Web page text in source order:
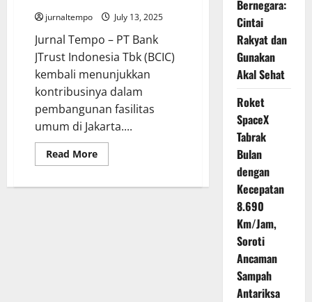
jurnaltempo July 13, 2025
Jurnal Tempo – PT Bank
JTrust Indonesia Tbk (BCIC)
kembali menunjukkan
kontribusinya dalam
pembangunan fasilitas
umum di Jakarta....
Read MoreRead
more
JTrust
Bernegara:
Cintai
Rakyat dan
Gunakan
Akal Sehat
Roket
SpaceX
Tabrak
Bulan
dengan
Kecepatan
8.690
Km/Jam,
Soroti
Ancaman
Sampah
Antariksa